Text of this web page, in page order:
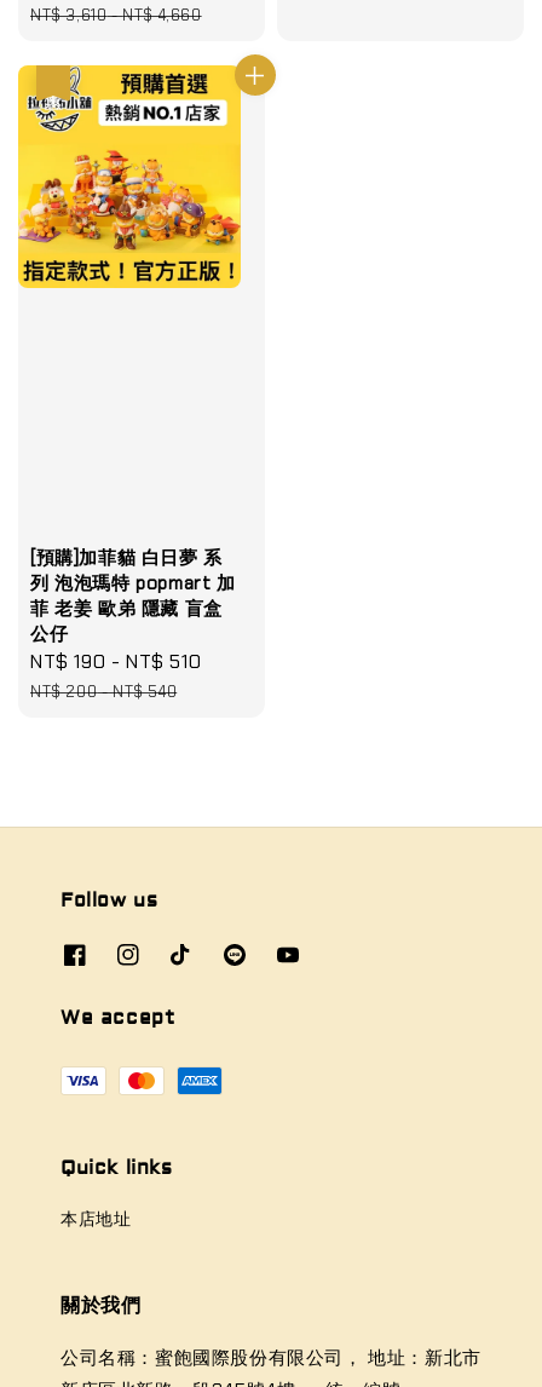
price
NT$ 3,610-NT$ 4,660
[預購]加菲貓 白日夢 系
列 泡泡瑪特 popmart 加
菲 老姜 歐弟 隱藏 盲盒
公仔
Sale
price
NT$ 190 -NT$ 510
NT$ 200-NT$ 540
Follow us
We accept
Quick links
本店地址
關於我們
公司名稱：蜜飽國際股份有限公司， 地址：新北市